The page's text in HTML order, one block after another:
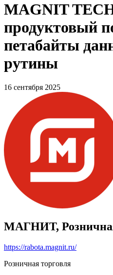
MAGNIT
продуктовый
петабайты
рутины
16 сентября 2025
МАГНИТ,
https://rabota.magnit.ru/
Розничная торговля